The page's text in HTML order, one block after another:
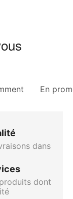
En
dans
dont